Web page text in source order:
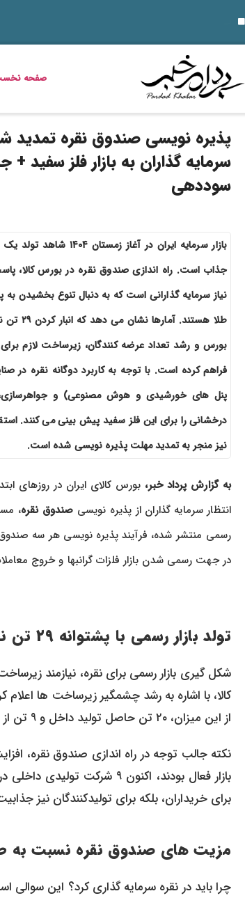
صفحه
پذیره نویسی صندوق نقره تمدید
سرمایه گذاران به بازار فلز سفید +
سوددهی
بازار سرمایه ایران در آغاز
جذاب است. راه اندازی صندوق نقره در بورس کالا،
نیاز سرمایه گذارانی است که به دنبال تنوع بخشیدن به
طلا هستند.
بورس و رشد تعداد عرضه کنندگان، زیرساخت لازم برای
فراهم کرده است. با توجه به کاربرد دوگانه نقره در
پنل های خورشیدی و هوش مصنوعی) و جواهرسازی،
درخشانی را برای این فلز سفید پیش بینی می کنند.
نیز منجر به تمدید مهلت پذیره نویسی شده است.
به گزارش پرداد خبر،
انتظار سرمایه گذاران از پذیره نویسی صندوق نقره،
رسمی منتشر شده، فرآیند پذیره نویسی هر سه صندوق
در جهت رسمی شدن بازار فلزات گرانبها و خروج
تولد بازار رسمی با پشتوانه ۲۹ تن نقره
شکل گیری بازار رسمی برای نقره، نیازمند
از این میزان، ۲۰ تن حاصل تولید داخل و ۹ تن از طریق واردات تامین شده است.
بازار فعال بودند، اکنون
برای خریداران، بلکه برای تولیدکنندگان نیز
مزیت های صندوق نقره نسبت به
چرا باید در نقره سرمایه گذاری کرد؟ این